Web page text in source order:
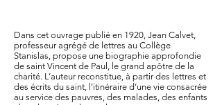
Dans cet ouvrage publié en 1920, Jean Calvet,
professeur agrégé de lettres au Collège
Stanislas, propose une biographie approfondie
de saint Vincent de Paul, le grand apôtre de la
charité. L’auteur reconstitue, à partir des lettres et
des écrits du saint, l’itinéraire d’une vie consacrée
au service des pauvres, des malades, des enfants